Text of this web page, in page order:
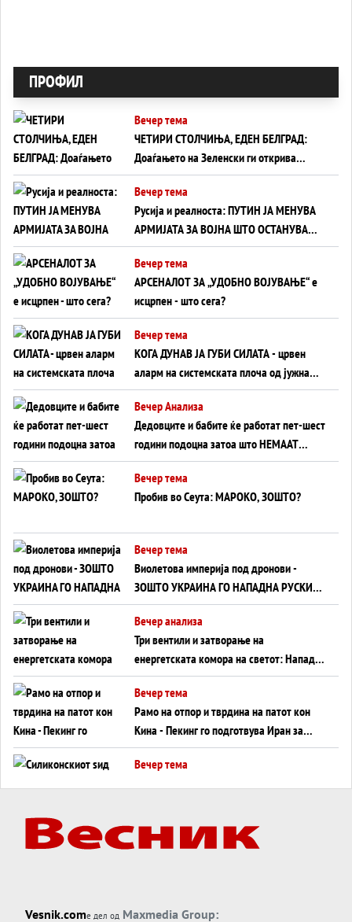
ПРОФИЛ
Вечер тема
ЧЕТИРИ СТОЛЧИЊА, ЕДЕН БЕЛГРАД:
Доаѓањето на Зеленски ги открива
тајните на политиката на балансирање
на Вучиќ
Вечер тема
Русија и реалноста: ПУТИН ЈА МЕНУВА
АРМИЈАТА ЗА ВОЈНА ШТО ОСТАНУВА
БЕЗ ФРОНТ
Вечер тема
АРСЕНАЛОТ ЗА „УДОБНО ВОЈУВАЊЕ“ е
исцрпен - што сега?
Вечер тема
КОГА ДУНАВ ЈА ГУБИ СИЛАТА - црвен
аларм на системската плоча од јужна
Германија до Црното Море...
Вечер Анализа
Дедовците и бабите ќе работат пет-шест
години подоцна затоа што НЕМААТ
ВНУЦИ ДА ГИ ЗАМЕНАТ
Вечер тема
Пробив во Сеута: МАРОКО, ЗОШТО?
Вечер тема
Виолетова империја под дронови -
ЗОШТО УКРАИНА ГО НАПАДНА РУСКИОТ
WILDBERRIES
Вечер анализа
Три вентили и затворање на
енергетската комора на светот: Нападот
во Суец најавува глобален енергетски
инфаркт?
Вечер тема
Рамо на отпор и тврдина на патот кон
Кина - Пекинг го подготвува Иран за
американска копнена инвазија
Вечер тема
Вечер тема
Трамп тврди дека повторно „разговара“
Вечер тема
Vesnik.comе дел од Maxmedia Group: